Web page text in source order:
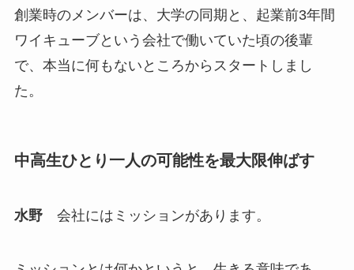
創業時のメンバーは、大学の同期と、起業前3年間
ワイキューブという会社で働いていた頃の後輩
で、本当に何もないところからスタートしまし
た。
中高生ひとり一人の可能性を最大限伸ばす
水野会社にはミッションがあります。